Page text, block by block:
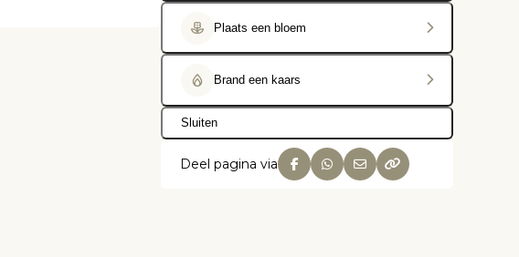
Plaats een bloem
Brand een kaars
Sluiten
Deel pagina via